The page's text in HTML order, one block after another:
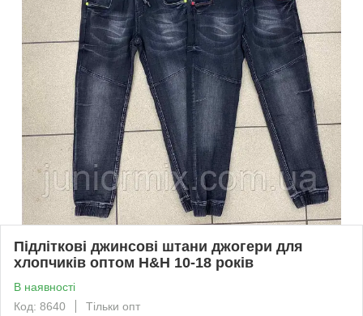
Підліткові джинсові штани джогери для
хлопчиків оптом Н&Н 10-18 років
В наявності
Код: 8640
Тільки опт